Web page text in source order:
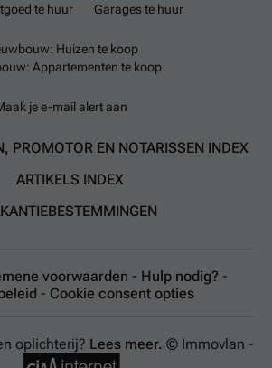
te huur
Garages te huur
Huizen te koop
Appartementen te koop
je e-mail alert aan
PROMOTOR EN NOTARISSEN INDEX
ARTIKELS INDEX
voorwaarden - Hulp nodig? -
- Cookie consent opties
oplichterij? Lees meer. © Immovlan -